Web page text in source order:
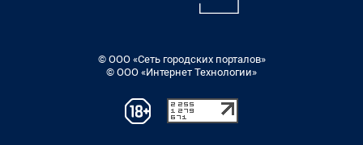
© ООО «Сеть городских порталов»
© ООО «Интернет Технологии»